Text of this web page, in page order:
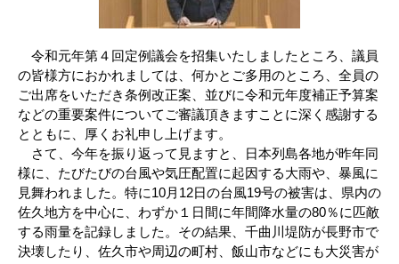
令和元年第４回定例議会を招集いたしましたところ、議員
の皆様方におかれましては、何かとご多用のところ、全員の
ご出席をいただき条例改正案、並びに令和元年度補正予算案
などの重要案件についてご審議頂きますことに深く感謝する
とともに、厚くお礼申し上げます。
さて、今年を振り返って見ますと、日本列島各地が昨年同
様に、たびたびの台風や気圧配置に起因する大雨や、暴風に
見舞われました。特に10月12日の台風19号の被害は、県内の
佐久地方を中心に、わずか１日間に年間降水量の80％に匹敵
する雨量を記録しました。その結果、千曲川堤防が長野市で
決壊したり、佐久市や周辺の町村、飯山市などにも大災害が